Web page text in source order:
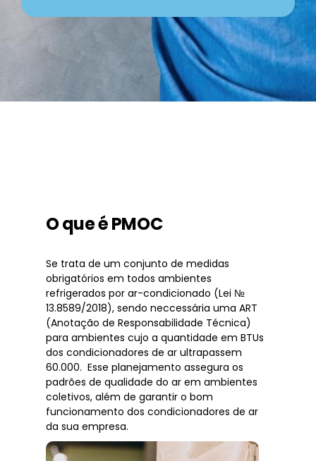
O que é PMOC
Se trata de um conjunto de medidas
obrigatórios em todos ambientes
refrigerados por ar-condicionado (Lei №
13.8589/2018), sendo neccessária uma ART
(Anotação de Responsabilidade Técnica)
para ambientes cujo a quantidade em BTUs
dos condicionadores de ar ultrapassem
60.000. Esse planejamento assegura os
padrões de qualidade do ar em ambientes
coletivos, além de garantir o bom
funcionamento dos condicionadores de ar
da sua empresa.